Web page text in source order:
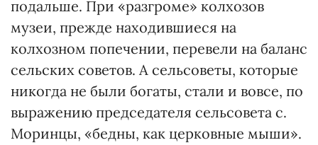
подальше. При «разгроме» колхозов
музеи, прежде находившиеся на
колхозном попечении, перевели на баланс
сельских советов. А сельсоветы, которые
никогда не были богаты, стали и вовсе, по
выражению председателя сельсовета с.
Моринцы, «бедны, как церковные мыши».